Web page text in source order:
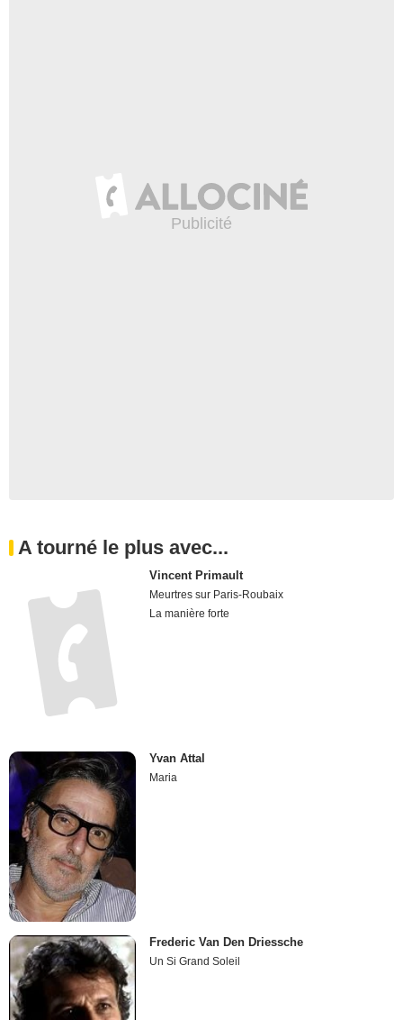
A tourné le plus avec...
Vincent Primault
Meurtres sur Paris-Roubaix
La manière forte
Yvan Attal
Maria
Frederic Van Den Driessche
Un Si Grand Soleil